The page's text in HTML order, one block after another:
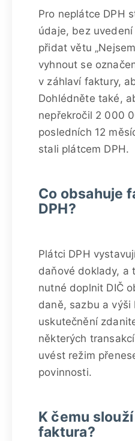
Pro neplátce DPH
údaje, bez
přidat větu
vyhnout se
v záhlaví faktury,
Dohlédněte také,
nepřekročil 2 000
posledních 12
stali plátcem DPH.
Co obsahuje
DPH?
Plátci DPH
daňové doklady, a
nutné doplnit DIČ
daně, sazbu a výši
uskutečnění
některých
uvést režim
povinnosti.
K čemu
faktura?